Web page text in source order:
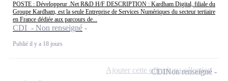
POSTE : Développeur .Net R&D H/F DESCRIPTION : Kardham Digital, filiale du
Groupe Kardham, est la seule Entreprise de Services Numériques du secteur tertiaire
en France dédiée aux parcours de...
CDI - Non renseigné
Publié il y a 18 jours
CDINon renseigné
Ajouter cette offre à ma sélection